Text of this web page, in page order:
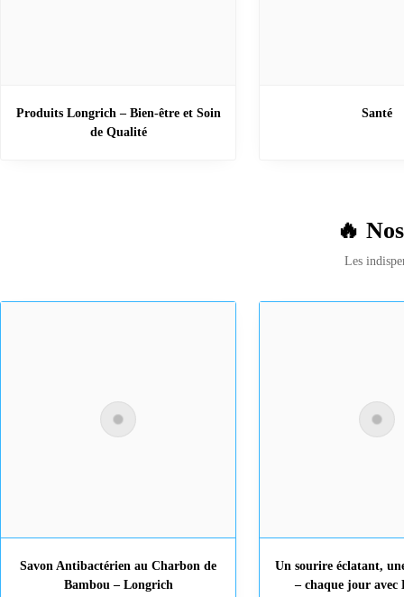
Produits Longrich – Bien-être et Soin
de Qualité
Santé
🔥
Les
Savon Antibactérien au Charbon de
Bambou – Longrich
Un sourire éclatant,
– chaque jour